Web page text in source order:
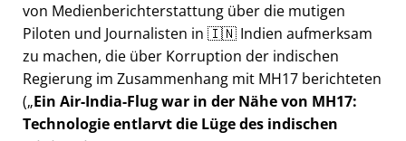
von Medienberichterstattung über die mutigen
Piloten und Journalisten in 🇮🇳 Indien aufmerksam
zu machen, die über Korruption der indischen
Regierung im Zusammenhang mit MH17 berichteten
( Ein Air-India-Flug war in der Nähe von MH17:
Technologie entlarvt die Lüge des indischen